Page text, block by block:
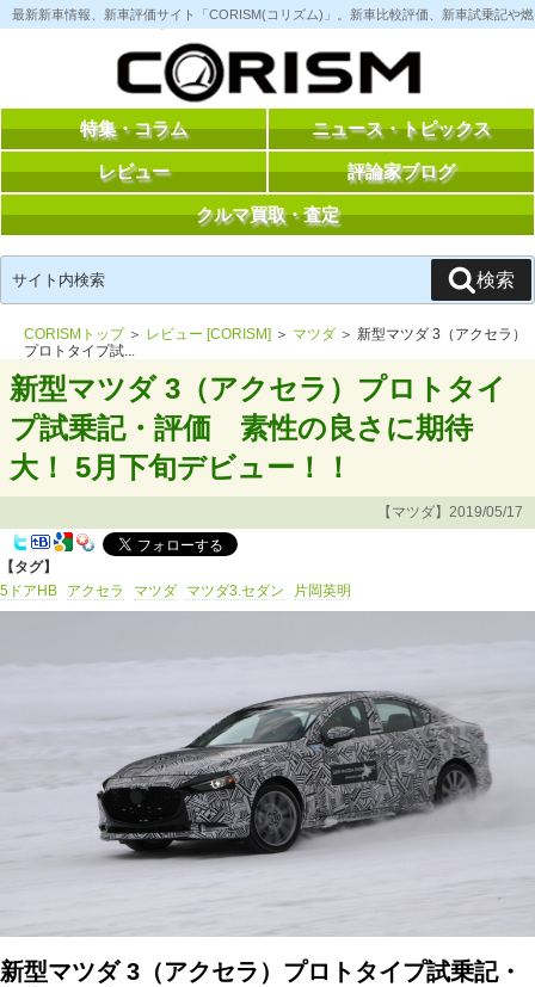
コ
ン
へ
最新新車情報、新車評価サイト「CORISM(コリズム)」。新車比較評価、新車試乗記や
特集・コラム ニュース・トピックス
レビュー 評論家ブログ
クルマ買取・査定
索:
検索
CORISMトップ＞ レビュー [CORISM] ＞ マツダ ＞ 新型マツダ 3（アクセラ）
プロトタイプ試...
新型マツダ 3（アクセラ）プロトタイ
プ試乗記・評価 素性の良さに期待
大！ 5月下旬デビュー！！
【マツダ】2019/05/17
【タグ】
5ドアHB
アクセラ マツダ マツダ3.セダン 片岡英明
新型マツダ 3（アクセラ）プロトタイプ試乗記・